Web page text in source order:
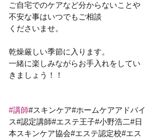
ご自宅でのケアなど分からないことや
不安な事はいつでもご相談
くださいませ。
乾燥厳しい季節に入ります。
一緒に楽しみながらお手入れをしてい
きましょう！！
#講師#スキンケア#ホームケアアドバイ
ス#認定講師#エステ王子#小野浩二#日
本スキンケア協会#エステ認定校#エス